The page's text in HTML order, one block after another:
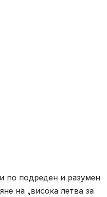
по подреден и разумен
на „висока летва за